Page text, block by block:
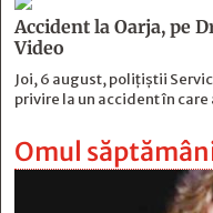
Accident la Oarja, pe
Video
Joi, 6 august, polițiștii
privire la un accident în
Omul